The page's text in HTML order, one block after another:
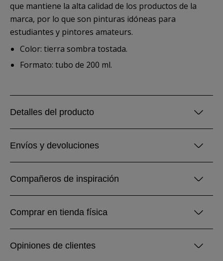
que mantiene la alta calidad de los productos de la
marca, por lo que son pinturas idóneas para
estudiantes y pintores amateurs.
Color: tierra sombra tostada.
Formato: tubo de 200 ml.
Detalles del producto
Envíos y devoluciones
Compañeros de inspiración
Comprar en tienda física
Opiniones de clientes